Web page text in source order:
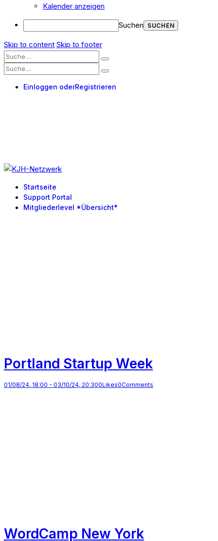
Kalender anzeigen
Suchen
Skip to content Skip to footer
Einloggen oderRegistrieren
Startseite
Support Portal
Mitgliederlevel *Übersicht*
Portland Startup Week
01/08/24, 18:00 - 03/10/24, 20:300Likes0Comments
WordCamp New York